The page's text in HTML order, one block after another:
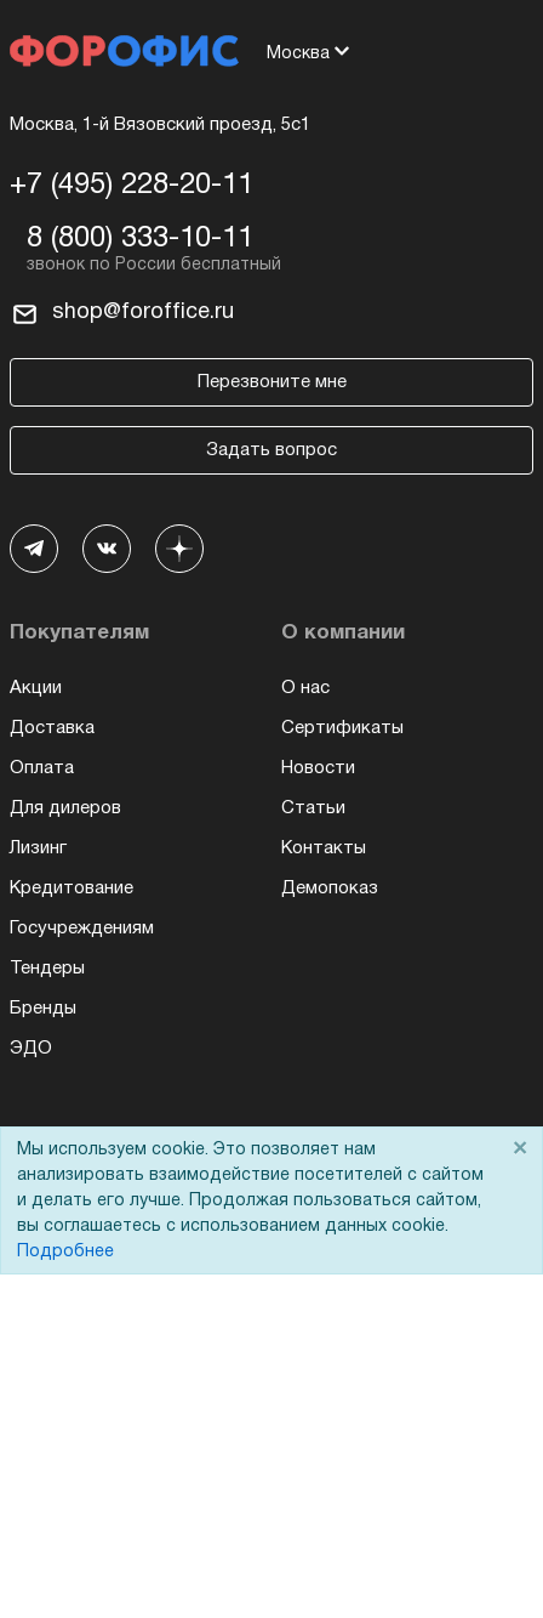
Москва
Москва, 1-й Вязовский проезд, 5с1
+7 (495) 228-20-11
8 (800) 333-10-11
shop@foroffice.ru
Перезвоните мне
Задать вопрос
Покупателям
Акции
Доставка
Оплата
Для дилеров
Лизинг
Кредитование
Госучреждениям
Тендеры
Бренды
ЭДО
О компании
О нас
Сертификаты
Новости
Статьи
Контакты
Демопоказ
Помощь
Вопрос-ответ
Реквизиты
Гарантии и возврат
Мы используем cookie. Это позволяет нам
анализировать взаимодействие посетителей с сайтом
и делать его лучше. Продолжая пользоваться сайтом,
вы соглашаетесь с использованием данных cookie.
Подробнее
×